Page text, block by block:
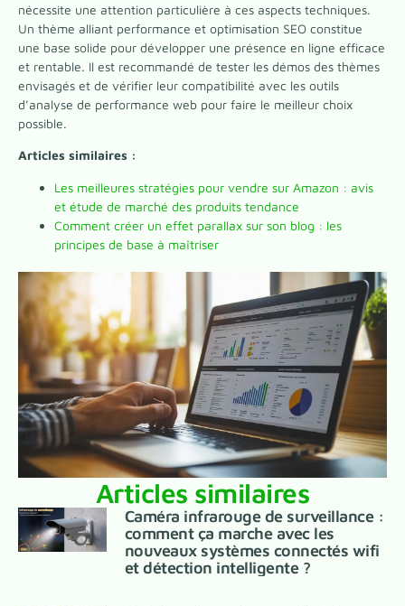
nécessite une attention particulière à ces aspects techniques.
Un thème alliant performance et optimisation SEO constitue
une base solide pour développer une présence en ligne efficace
et rentable. Il est recommandé de tester les démos des thèmes
envisagés et de vérifier leur compatibilité avec les outils
d’analyse de performance web pour faire le meilleur choix
possible.
Articles similaires :
Les meilleures stratégies pour vendre sur Amazon : avis
et étude de marché des produits tendance
Comment créer un effet parallax sur son blog : les
principes de base à maîtriser
Articles similaires
Caméra infrarouge de surveillance :
comment ça marche avec les
nouveaux systèmes connectés wifi
et détection intelligente ?